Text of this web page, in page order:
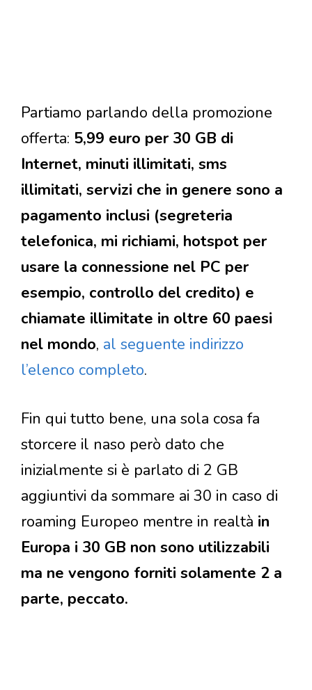
Partiamo parlando della promozione
offerta: 5,99 euro per 30 GB di
Internet, minuti illimitati, sms
illimitati, servizi che in genere sono a
pagamento inclusi (segreteria
telefonica, mi richiami, hotspot per
usare la connessione nel PC per
esempio, controllo del credito) e
chiamate illimitate in oltre 60 paesi
nel mondo, al seguente indirizzo
l’elenco completo.
Fin qui tutto bene, una sola cosa fa
storcere il naso però dato che
inizialmente si è parlato di 2 GB
aggiuntivi da sommare ai 30 in caso di
roaming Europeo mentre in realtà in
Europa i 30 GB non sono utilizzabili
ma ne vengono forniti solamente 2 a
parte, peccato.